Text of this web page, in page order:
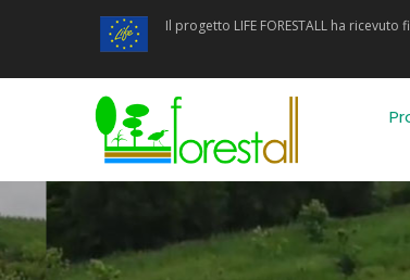
principale
Il progetto LIFE FORESTALL ha